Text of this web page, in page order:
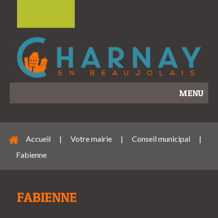
MENU
Accueil | Votre mairie | Conseil municipal
|
Fabienne
FABIENNE